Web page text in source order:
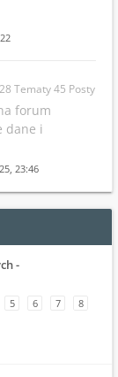
28 Tematy 45 Posty
forum
dane i
23:46
-
5 6 7 8